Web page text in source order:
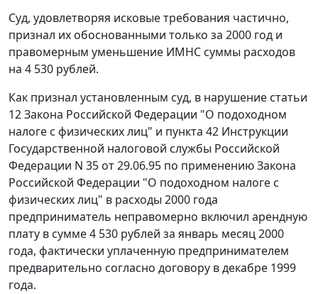
Суд, удовлетворяя исковые требования частично,
признал их обоснованными только за 2000 год и
правомерным уменьшение ИМНС суммы расходов
на 4 530 рублей.
Как признал установленным суд, в нарушение статьи
12Закона Российской Федерации "О подоходном
налоге с физических лиц" и пункта 42 Инструкции
Государственной налоговой службы Российской
Федерации N 35 от 29.06.95 по применению Закона
Российской Федерации "О подоходном налоге с
физических лиц" в расходы 2000 года
предприниматель неправомерно включил арендную
плату в сумме 4 530 рублей за январь месяц 2000
года, фактически уплаченную предпринимателем
предварительно согласно договору в декабре 1999
года.